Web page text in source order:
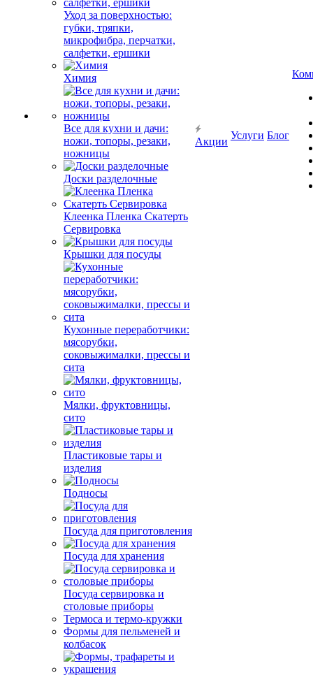
Уход за поверхностью:
губки, тряпки,
микрофибра, перчатки,
салфетки, ершики
Химия
Все для кухни и дачи:
ножи, топоры, резаки,
ножницы
Доски разделочные
Клеенка Пленка Скатерть
Сервировка
Крышки для посуды
Кухонные переработчики:
мясорубки,
соковыжималки, прессы и
сита
Мялки, фруктовницы,
сито
Пластиковые тары и
изделия
Подносы
Посуда для приготовления
Посуда для хранения
Посуда сервировка и
столовые приборы
Термоса и термо-кружки
Формы для пельменей и
колбасок
Акции
Услуги Блог